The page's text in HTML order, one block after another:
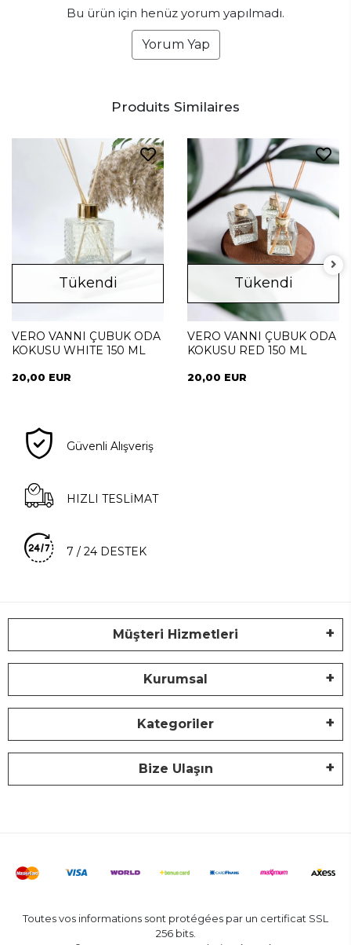
Bu ürün için henüz yorum yapılmadı.
Yorum Yap
Produits Similaires
Tükendi
VERO VANNI ÇUBUK ODA
KOKUSU WHITE 150 ML
20,00 EUR
Tükendi
VERO VANNI ÇUBUK ODA
KOKUSU RED 150 ML
20,00 EUR
Güvenli Alışveriş
HIZLI TESLİMAT
7 / 24 DESTEK
Müşteri Hizmetleri
Kurumsal
Kategoriler
Bize Ulaşın
Toutes vos informations sont protégées par un certificat SSL
256 bits.